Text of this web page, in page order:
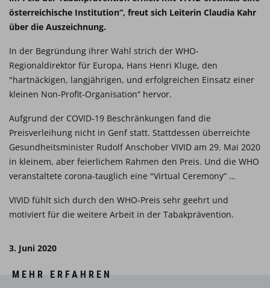
österreichische Institution“, freut sich Leiterin Claudia Kahr
über die Auszeichnung.
In der Begründung ihrer Wahl strich der WHO-
Regionaldirektor für Europa, Hans Henri Kluge, den
"hartnäckigen, langjährigen, und erfolgreichen Einsatz einer
kleinen Non-Profit-Organisation“ hervor.
Aufgrund der COVID-19 Beschränkungen fand die
Preisverleihung nicht in Genf statt. Stattdessen überreichte
Gesundheitsminister Rudolf Anschober VIVID am 29. Mai 2020
in kleinem, aber feierlichem Rahmen den Preis. Und die WHO
veranstaltete corona-tauglich eine "Virtual Ceremony“ …
VIVID fühlt sich durch den WHO-Preis sehr geehrt und
motiviert für die weitere Arbeit in der Tabakprävention.
3. Juni 2020
MEHR ERFAHREN